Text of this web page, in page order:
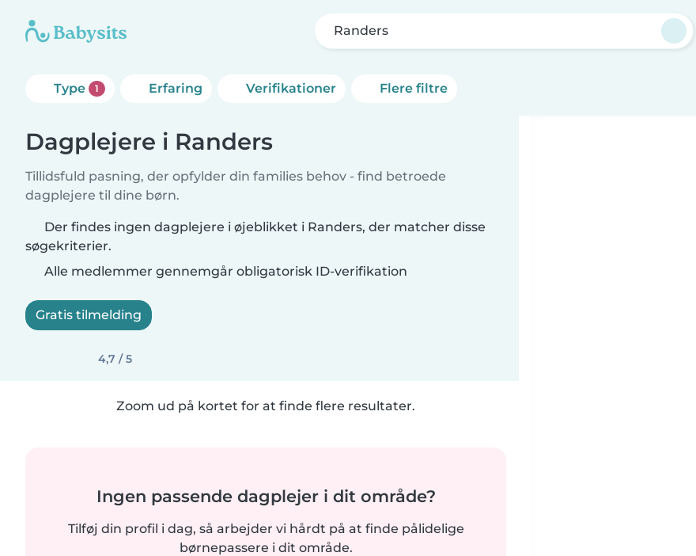
Randers
Type 1 Erfaring Verifikationer Flere filtre
Dagplejere i Randers
Tillidsfuld pasning, der opfylder din families behov - find betroede
dagplejere til dine børn.
Der findes ingen dagplejere i øjeblikket i Randers, der matcher disse
søgekriterier.
Alle medlemmer gennemgår obligatorisk ID-verifikation
Gratis tilmelding
4,7 / 5
Zoom ud på kortet for at finde flere resultater.
Ingen passende dagplejer i dit område?
Tilføj din profil i dag, så arbejder vi hårdt på at finde pålidelige
børnepassere i dit område.